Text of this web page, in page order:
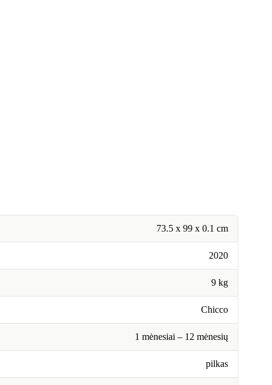
73.5 x 99 x 0.1 cm
2020
9 kg
Chicco
1 mėnesiai – 12 mėnesių
pilkas